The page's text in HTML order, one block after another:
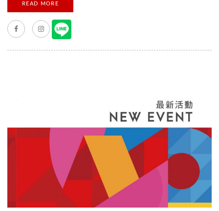
年不買會後悔的十大夢幻逸品！快來看看你都擁有了嗎？
▓BONNY&READ × HELLO KITTY 首度和BONNY&READ聯名推
出的系列耳環，從設計稿出來就讓大家期待不已！喜歡帶點個性
沒有想放過大家的荷包啊！）輕盈的矽膠材質加上可摺疊的設
計，是熱愛手搖茶或咖啡的同事們每天包包裡的必備品～用過的
同事都好評連連！ ▓文具類冠軍-PLUS豆豆貼！ 不時會需要做
手工藝的設計師們，今年才發現ＰＬＵＳ豆豆貼這個好用的東西
READ MORE